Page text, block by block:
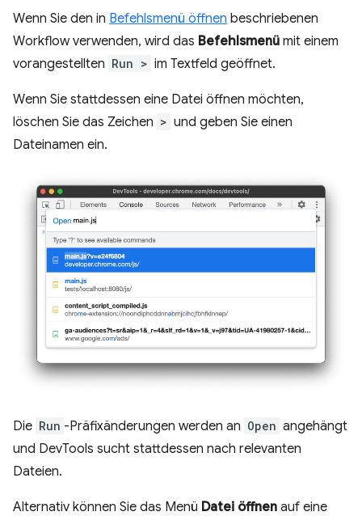
Wenn Sie den in Befehlsmenü öffnen beschriebenen
Workflow verwenden, wird das Befehlsmenü mit einem
vorangestellten Run > im Textfeld geöffnet.
Wenn Sie stattdessen eine Datei öffnen möchten,
löschen Sie das Zeichen > und geben Sie einen
Dateinamen ein.
Die Run -Präfixänderungen werden an Open angehängt
und DevTools sucht stattdessen nach relevanten
Dateien.
Alternativ können Sie das Menü Datei öffnen auf eine